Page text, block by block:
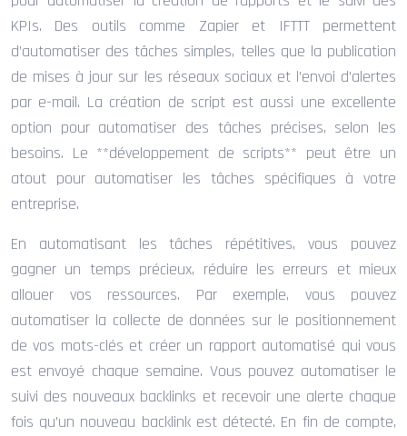
KPIs. Des outils comme Zapier et IFTTT permettent
d’automatiser des tâches simples, telles que la publication
de mises à jour sur les réseaux sociaux et l’envoi d’alertes
par e-mail. La création de script est aussi une excellente
option pour automatiser des tâches précises, selon les
besoins. Le **développement de scripts** peut être un
atout pour automatiser les tâches spécifiques à votre
entreprise.
En automatisant les tâches répétitives, vous pouvez
gagner un temps précieux, réduire les erreurs et mieux
allouer vos ressources. Par exemple, vous pouvez
automatiser la collecte de données sur le positionnement
de vos mots-clés et créer un rapport automatisé qui vous
est envoyé chaque semaine. Vous pouvez automatiser le
suivi des nouveaux backlinks et recevoir une alerte chaque
fois qu’un nouveau backlink est détecté. En fin de compte,